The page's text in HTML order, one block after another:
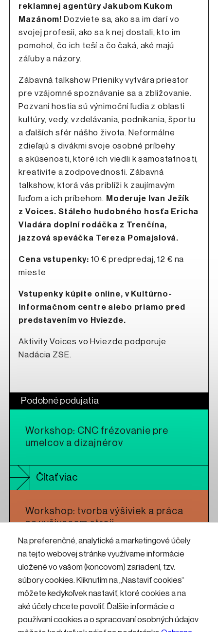
Na preferenčné, analytické a marketingové účely
na tejto webovej stránke využívame informácie
uložené vo vašom (koncovom) zariadení, tzv.
súbory cookies. Kliknutím na „Nastaviť cookies“
môžete kedykoľvek nastaviť, ktoré cookies a na
aké účely chcete povoliť. Ďalšie informácie o
používaní cookies a o spracovaní osobných údajov
reklamnej agentúry Jakubom Kukom
Mazánom! Dozviete sa, ako sa im darí vo
svojej profesii, ako sa k nej dostali, kto im
pomohol, čo ich teší a čo čaká, aké majú
záľuby a názory.
Zábavná talkshow Prieniky vytvára priestor
pre vzájomné spoznávanie sa a zbližovanie.
Pozvaní hostia sú výnimoční ľudia z oblasti
kultúry, vedy, vzdelávania, podnikania, športu
a ďalších sfér nášho života. Neformálne
zdieľajú s divákmi svoje osobné príbehy
a skúsenosti, ktoré ich viedli k samostatnosti,
kreativite a zodpovednosti. Zábavná
talkshow, ktorá vás priblíži k zaujímavým
ľuďom a ich príbehom. Moderuje Ivan Ježík
z Voices. Stáleho hudobného hosťa Ericha
Vladára doplní rodáčka z Trenčína,
jazzová speváčka Tereza Pomajslová.
Cena vstupenky: 10 € predpredaj, 12 € na
mieste
Vstupenky kúpite online, v Kultúrno-
informačnom centre alebo priamo pred
predstavením vo Hviezde.
Aktivity Voices vo Hviezde podporuje
Nadácia ZSE.
Podobné podujatia
Workshop: CNC frézovanie pre
umelcov a dizajnérov
Čítať viac
Workshop: tvorba výšiviek a práca
na vyšivacom stroji
Čítať viac
Letná škola štyroch umení
Čítať viac